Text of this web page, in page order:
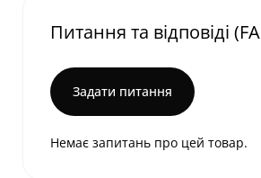
Питання та відповіді
Задати питання
Немає запитань про цей товар.